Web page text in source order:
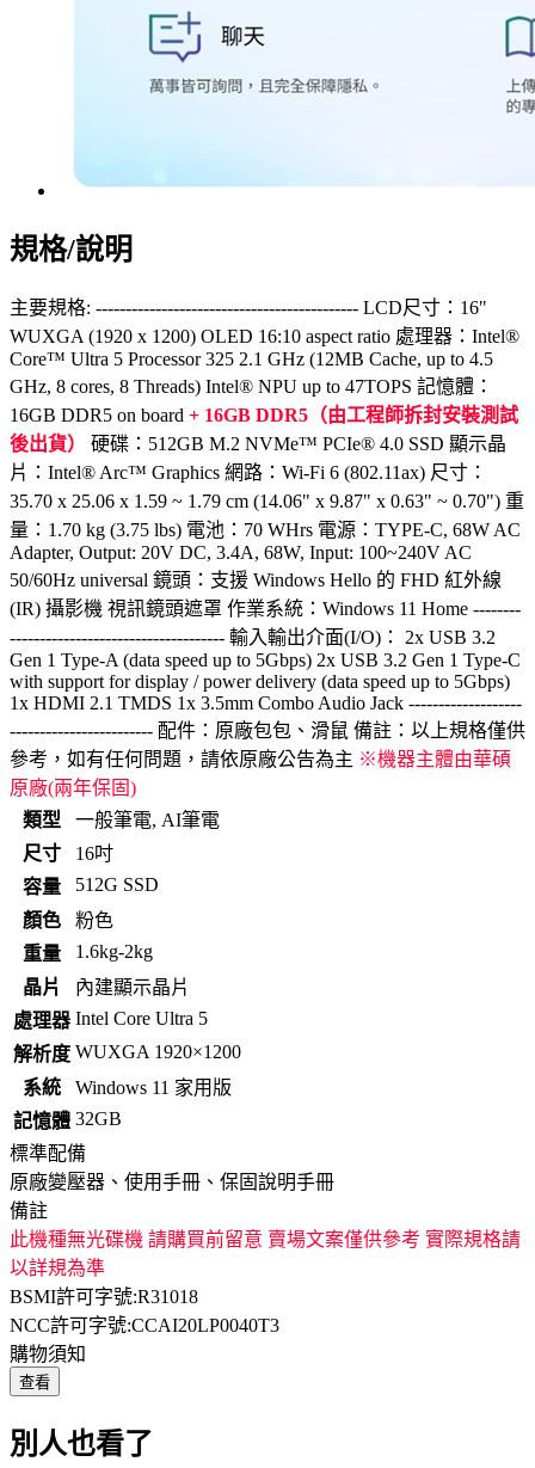
規格/說明
主要規格: -------------------------------------------- LCD尺寸：16"
WUXGA (1920 x 1200) OLED 16:10 aspect ratio 處理器：Intel®
Core™ Ultra 5 Processor 325 2.1 GHz (12MB Cache, up to 4.5
GHz, 8 cores, 8 Threads) Intel® NPU up to 47TOPS 記憶體：
16GB DDR5 on board + 16GB DDR5（由工程師拆封安裝測試
後出貨）
硬碟：512GB M.2 NVMe™ PCIe® 4.0 SSD 顯示晶
片：Intel® Arc™ Graphics 網路：Wi-Fi 6 (802.11ax) 尺寸：
35.70 x 25.06 x 1.59 ~ 1.79 cm (14.06" x 9.87" x 0.63" ~ 0.70") 重
量：1.70 kg (3.75 lbs) 電池：70 WHrs 電源：TYPE-C, 68W AC
Adapter, Output: 20V DC, 3.4A, 68W, Input: 100~240V AC
50/60Hz universal 鏡頭：支援 Windows Hello 的 FHD 紅外線
(IR) 攝影機 視訊鏡頭遮罩 作業系統：Windows 11 Home --------
------------------------------------ 輸入輸出介面(I/O)： 2x USB 3.2
Gen 1 Type-A (data speed up to 5Gbps) 2x USB 3.2 Gen 1 Type-C
with support for display / power delivery (data speed up to 5Gbps)
1x HDMI 2.1 TMDS 1x 3.5mm Combo Audio Jack -------------------
------------------------ 配件：原廠包包、滑鼠 備註：以上規格僅供
參考，如有任何問題，請依原廠公告為主 ※機器主體由華碩
原廠(兩年保固)
類型
一般筆電, AI筆電
尺寸
16吋
容量
512G SSD
顏色
粉色
重量
1.6kg-2kg
晶片
內建顯示晶片
處理器 Intel Core Ultra 5
解析度 WUXGA 1920×1200
系統
Windows 11 家用版
記憶體 32GB
標準配備
原廠變壓器、使用手冊、保固說明手冊
備註
此機種無光碟機 請購買前留意 賣場文案僅供參考 實際規格請
以詳規為準
BSMI許可字號:R31018
NCC許可字號:CCAI20LP0040T3
購物須知
查看
別人也看了